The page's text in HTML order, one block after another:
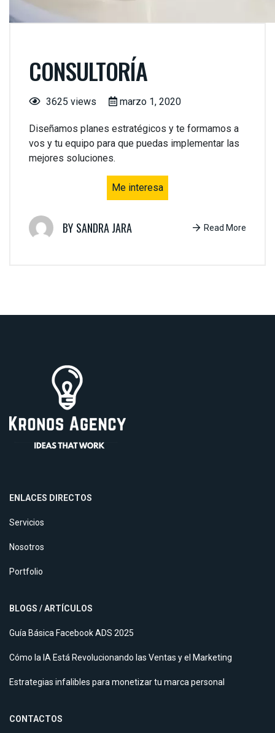
CONSULTORÍA
3625 views marzo 1, 2020
Diseñamos planes estratégicos y te formamos a
vos y tu equipo para que puedas implementar las
mejores soluciones.
Me interesa
SANDRA JARA Read More
ENLACES DIRECTOS
Servicios
Nosotros
Portfolio
BLOGS / ARTÍCULOS
Guía Básica Facebook ADS 2025
Cómo la IA Está Revolucionando las Ventas y el Marketing
Estrategias infalibles para monetizar tu marca personal
CONTACTOS